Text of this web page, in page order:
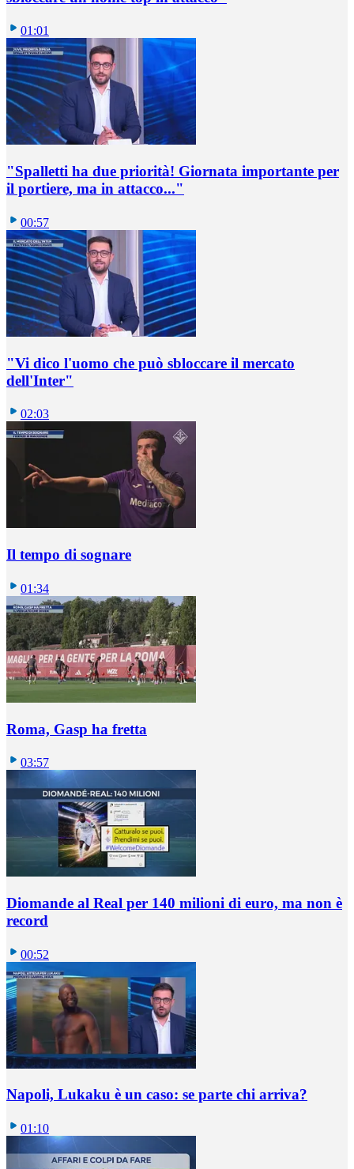
01:01
"Spalletti ha due priorità! Giornata importante per
il portiere, ma in attacco..."
00:57
"Vi dico l'uomo che può sbloccare il mercato
dell'Inter"
02:03
Il tempo di sognare
01:34
Roma, Gasp ha fretta
03:57
Diomande al Real per 140 milioni di euro, ma non è
record
00:52
Napoli, Lukaku è un caso: se parte chi arriva?
01:10